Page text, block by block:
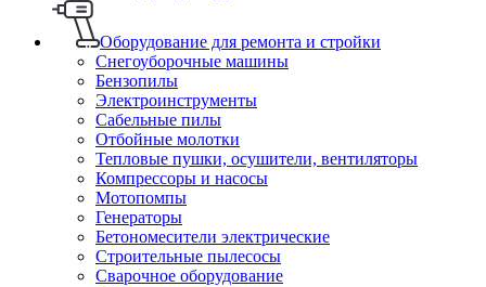
Оборудование для ремонта и стройки
Снегоуборочные машины
Бензопилы
Электроинструменты
Сабельные пилы
Отбойные молотки
Тепловые пушки, осушители, вентиляторы
Компрессоры и насосы
Мотопомпы
Генераторы
Бетономесители электрические
Строительные пылесосы
Сварочное оборудование